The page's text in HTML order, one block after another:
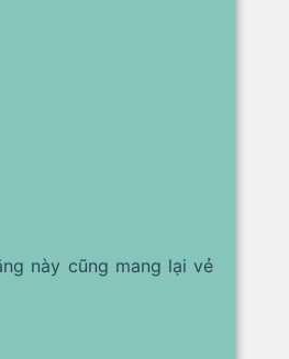
này cũng mang lại vẻ